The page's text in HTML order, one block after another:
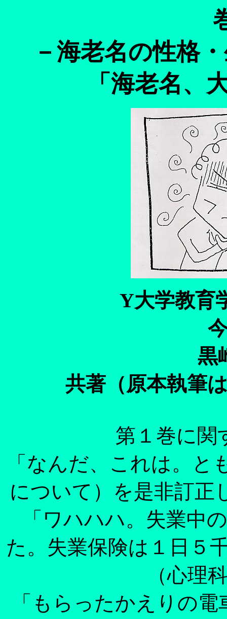
－海老名の性格
「海老名
Y大学教育
黒
共著（原本執筆
第１巻に関
「なんだ、これは。と
について）を是非訂
「ワハハハ。失業中
た。失業保険は１日５
（心理
「もらったかえりの